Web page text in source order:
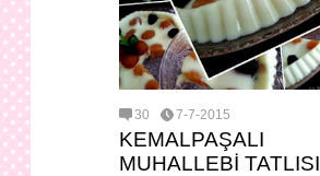
30 7-7-2015
KEMALPAŞALI
MUHALLEBİ TATLISI